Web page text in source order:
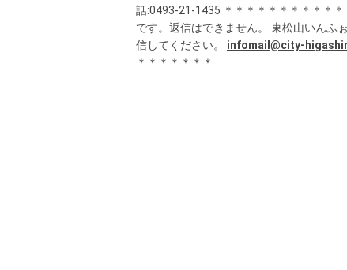
話:0493-21-1435 ＊＊＊＊＊＊＊＊＊＊
です。返信はできません。 東松山いんふ
信してください。 infomail@city-
＊＊＊＊＊＊＊